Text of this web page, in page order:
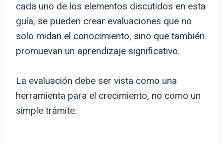
cada uno de los elementos discutidos en esta
guía, se pueden crear evaluaciones que no
solo midan el conocimiento, sino que también
promuevan un aprendizaje significativo.
La evaluación debe ser vista como una
herramienta para el crecimiento, no como un
simple trámite.